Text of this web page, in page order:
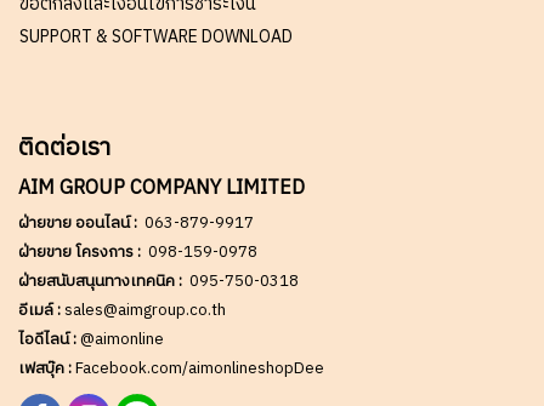
SUPPORT & SOFTWARE DOWNLOAD
ติดต่อเรา
AIM GROUP COMPANY LIMITED
ฝ่ายขาย ออนไลน์ : 063-879-9917
ฝ่ายขาย โครงการ : 098-159-0978
ฝ่ายสนับสนุนทางเทคนิค : 095-750-0318
อีเมล์ :sales@aimgroup.co.th
ไอดีไลน์ :@aimonline
เฟสบุ๊ค :Facebook.com/aimonlineshopDee